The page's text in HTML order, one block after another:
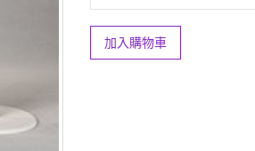
加入購物車